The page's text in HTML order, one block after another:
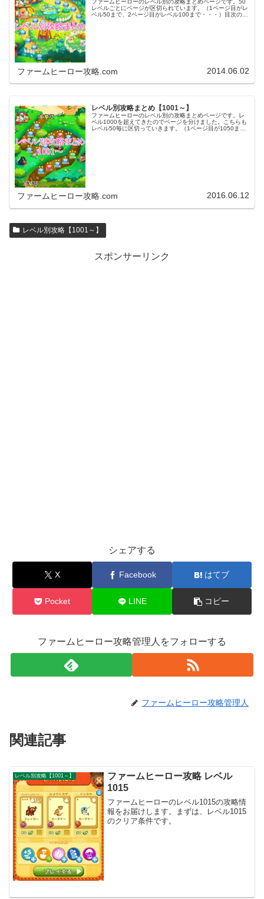
ファームヒーローのレベル別の攻略まとめページです。50
レベルごとにページが区切られています。（1ページ目がレ
ベル50まで、2ページ目がレベル100まで・・・）目次のリ
ファームヒーロー攻略.com 2014.06.02
レベル別攻略まとめ【1001～】
ファームヒーローのレベル別の攻略まとめページです。レ
ベル1000を超えてきたのでページを分けました。こちらも
レベル50毎に区切っていきます。（1ページ目が1050ま
ファームヒーロー攻略.com 2016.06.12
レベル別攻略【1001～】
スポンサーリンク
シェアする
X Facebook はてブ
Pocket LINE コピー
ファームヒーロー攻略管理人をフォローする
ファームヒーロー攻略管理人
関連記事
レベル別攻略【1001～】
ファームヒーロー攻略 レベル
1015
ファームヒーローのレベル1015の攻略情
報をお届けします。まずは、レベル1015
のクリア条件です。